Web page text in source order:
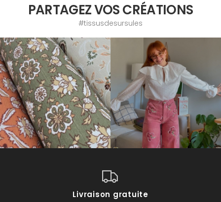
PARTAGEZ VOS CRÉATIONS
#tissusdesursules
Livraison gratuite